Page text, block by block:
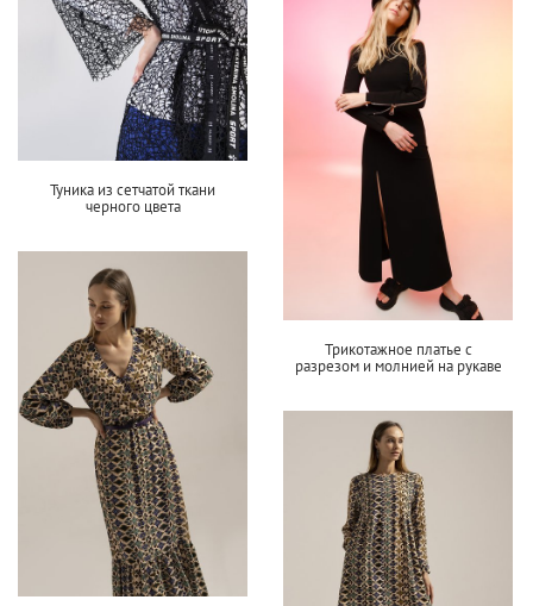
Туника из сетчатой ткани
черного цвета
Трикотажное платье с
разрезом и молнией на рукаве